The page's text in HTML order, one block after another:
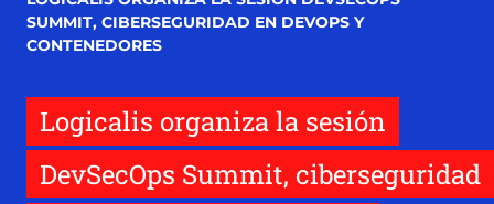
SUMMIT, CIBERSEGURIDAD EN DEVOPS Y
CONTENEDORES
Logicalis organiza la sesión
DevSecOps Summit, ciberseguridad